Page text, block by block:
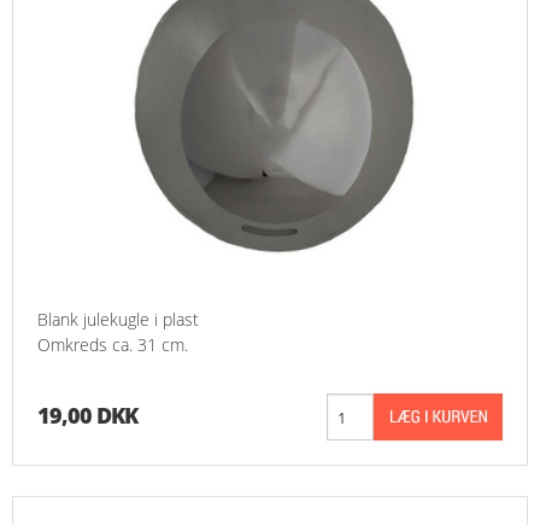
Blank julekugle i plast
Omkreds ca. 31 cm.
19,00 DKK